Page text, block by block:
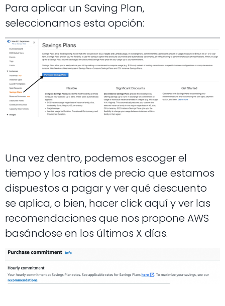
Para aplicar un Saving Plan,
seleccionamos esta opción:
Una vez dentro, podemos escoger el
tiempo y los ratios de precio que estamos
dispuestos a pagar y ver qué descuento
se aplica, o bien, hacer click aquí y ver las
recomendaciones que nos propone AWS
basándose en los últimos X días.